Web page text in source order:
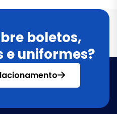
boletos,
uniformes?